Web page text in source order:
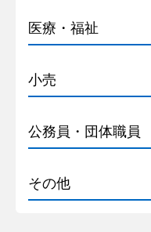
医療・福祉
小売
公務員・団体職員
その他